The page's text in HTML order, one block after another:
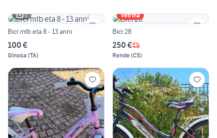
2
Bici mtb eta 8 - 13 anni
100 €
Ginosa (TA)
Vetrina
Bici 28
250 €
Rende(CS)